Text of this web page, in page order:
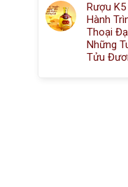
Rượu
Hành
Thoại
Những
Tửu